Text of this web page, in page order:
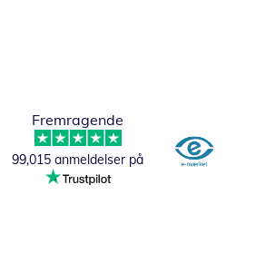
Fremragende
99,015 anmeldelser på